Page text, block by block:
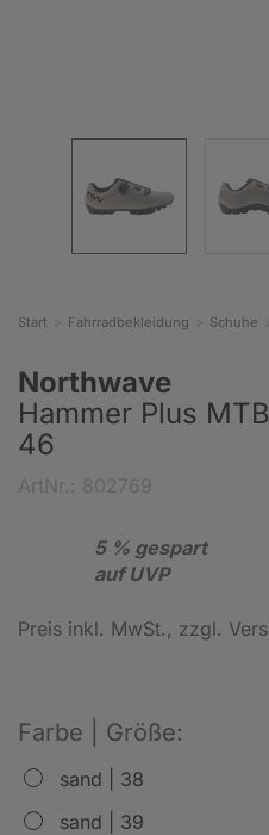
Start Fahrradbekleidung Schuhe
Northwave
Hammer Plus
46
5 % gespart
auf UVP
Preis inkl. MwSt., zzgl.
Farbe | Größe:
sand | 38
sand | 39